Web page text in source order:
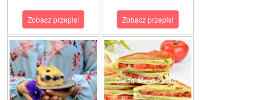
Zobacz przepis! Zobacz przepis!